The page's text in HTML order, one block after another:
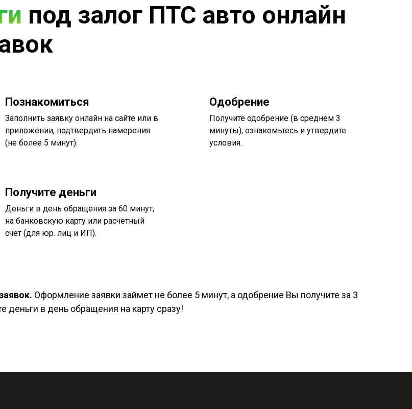
под залог ПТС авто онлайн
Познакомиться
Заполнить заявку онлайн на сайте или в
приложении, подтвердить намерения
(не более 5 минут).
Одобрение
Получите одобрение (в среднем 3
минуты), ознакомьтесь и утвердите
условия.
Получите деньги
Деньги в день обращения за 60 минут,
на банковскую карту или расчетный
счет (для юр. лиц и ИП).
Оформление заявки займет не более 5 минут, а одобрение Вы получите за 3
деньги в день обращения на карту сразу!